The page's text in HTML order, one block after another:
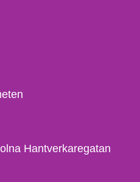
Hantverkaregatan